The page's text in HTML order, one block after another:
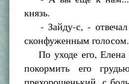
князь.
- Зайду-с, - отвечал
сконфуженным голосом.
По уходе его, Елена
покормить его